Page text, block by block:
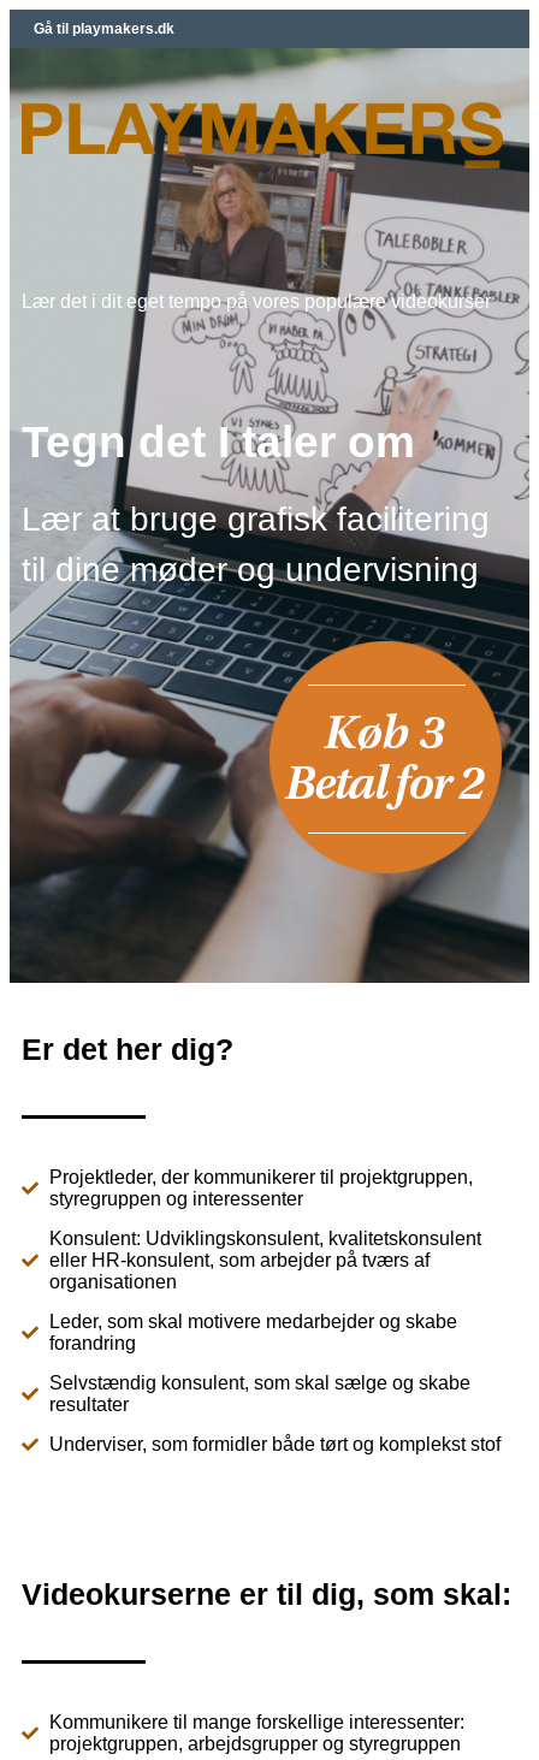
Gå til playmakers.dk
Lær det i dit eget tempo på vores populære videokurser
Tegn det I taler om
Lær at bruge grafisk facilitering
til dine møder og undervisning
Er det her dig?
Projektleder, der kommunikerer til projektgruppen,
styregruppen og interessenter
Konsulent: Udviklingskonsulent, kvalitetskonsulent
eller HR-konsulent, som arbejder på tværs af
organisationen
Leder, som skal motivere medarbejder og skabe
forandring
Selvstændig konsulent, som skal sælge og skabe
resultater
Underviser, som formidler både tørt og komplekst stof
Videokurserne er til dig, som skal:
Kommunikere til mange forskellige interessenter:
projektgruppen, arbejdsgrupper og styregruppen